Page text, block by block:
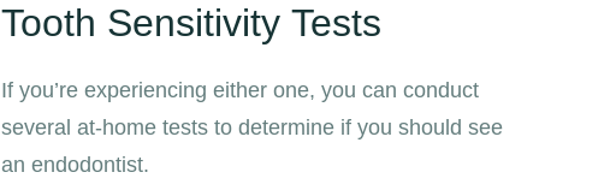
Tooth Sensitivity Tests
If you’re experiencing either one, you can conduct
several at-home tests to determine if you should see
an endodontist.